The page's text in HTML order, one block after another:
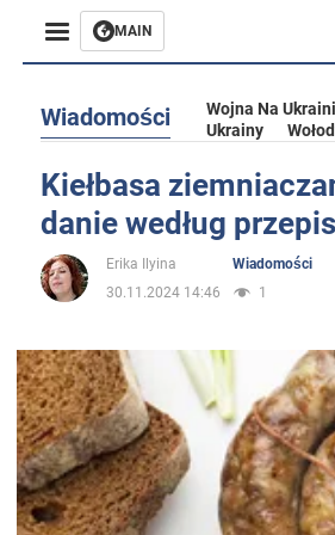
MAIN
Rozrywka
Życie
Społeczeństwo
Wojna na Ukrainie
Świat
Wiadomości Wojna Na
Ukrainy
Kiełbasa
danie według
Erika Ilyina
Wiadomości
30.11.2024 14:46
1